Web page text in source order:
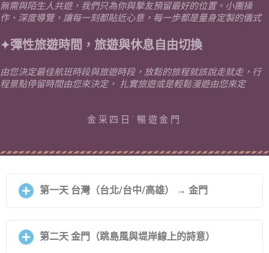
無需與陌生人共遊，我們只為你與摯友預留最好的位置。小團操
作、深度導覽，讓每一刻都貼近心意，每一步都是量身定製的儀式
✦彈性旅遊時間，旅遊與休息自由切換
由您決定最佳航班時段與旅遊時段，放鬆的旅程就該說走就走，行
程景點停留時間由您來決定， 扎實旅遊或是輕鬆漫遊由您來定
金采四日˙暢遊金門
第一天 台灣（台北/台中/高雄） → 金門
第二天 金門（跳島風與堤岸線上的詩意）